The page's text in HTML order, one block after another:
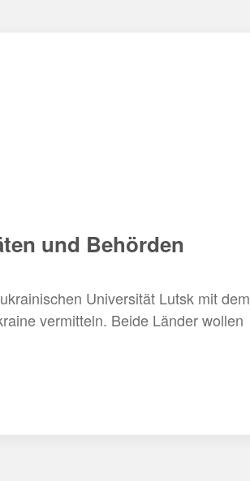
und Behörden
Universität Lutsk mit dem
vermitteln. Beide Länder wollen